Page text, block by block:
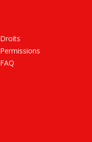
Droits
Permissions
FAQ